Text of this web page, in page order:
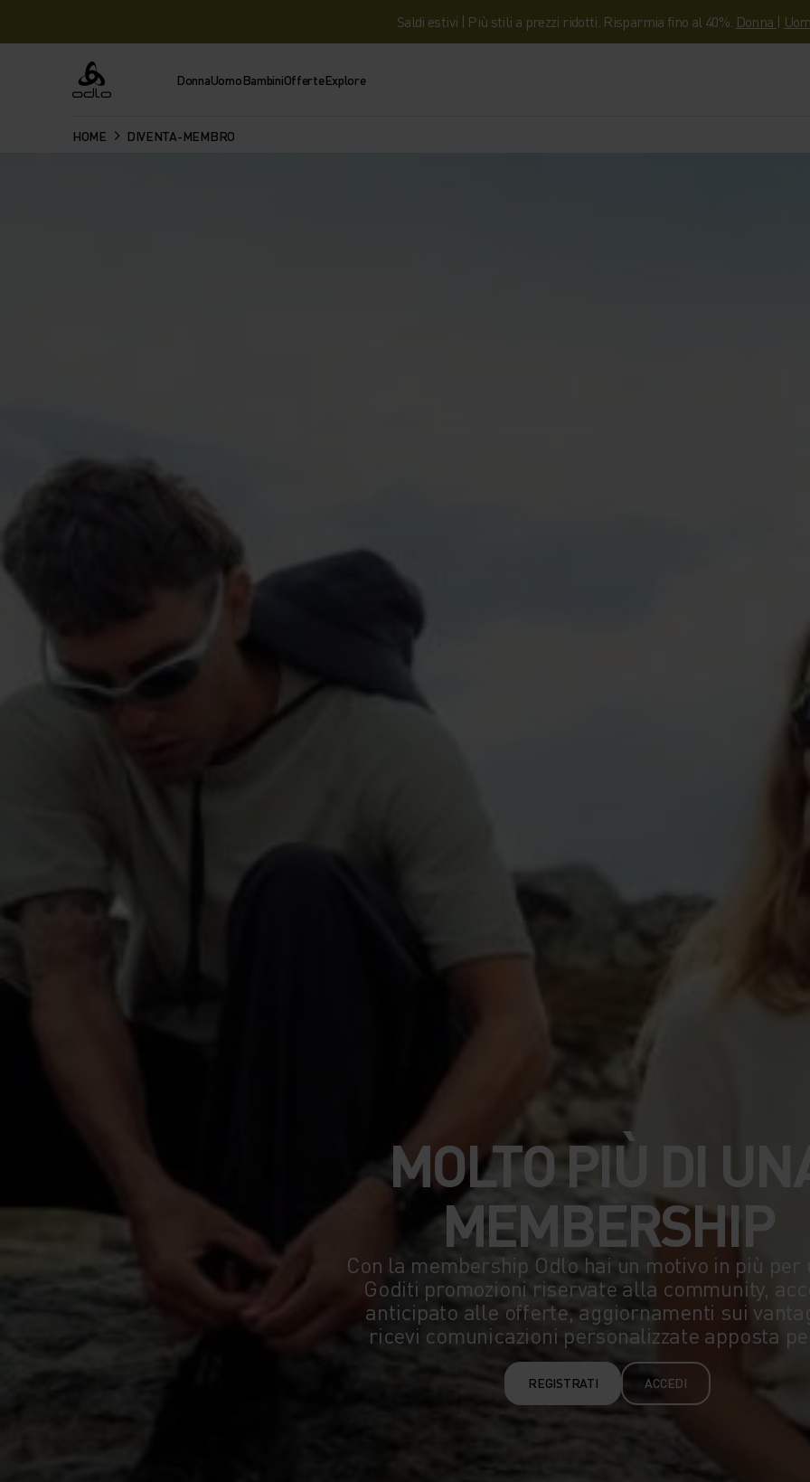
Saldi estivi | Più stili a prezzi ridotti. Risparmia fino al 40%. Donna |
Odlo DonnaUomoBambiniOfferteExplore
HOME DIVENTA-MEMBRO
MOLTO PIÙ DI
MEMBERSHIP
Con la membership Odlo hai un motivo in più per
Goditi promozioni riservate alla community,
anticipato alle offerte, aggiornamenti sui
ricevi comunicazioni personalizzate apposta
REGISTRATI ACCEDI